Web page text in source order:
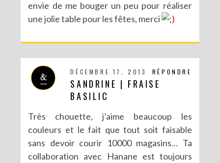
envie de me bouger un peu pour réaliser
une jolie table pour les fêtes, merci
RÉPONDRE
DÉCEMBRE 17, 2013
SANDRINE | FRAISE
BASILIC
Très chouette, j’aime beaucoup les
couleurs et le fait que tout soit faisable
sans devoir courir 10000 magasins… Ta
collaboration avec Hanane est toujours